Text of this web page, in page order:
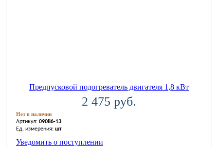
Предпусковой подогреватель двигателя 1,8 кВт
2 475 руб.
Нет в наличии
Артикул: 09086-13
Ед. измерения: шт
Уведомить о поступлении